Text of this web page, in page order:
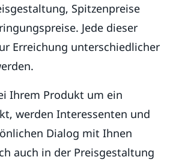
Spitzenpreise
Jede dieser
Erreichung unterschiedlicher
Ihrem Produkt um ein
werden Interessenten und
Dialog mit Ihnen
auch in der Preisgestaltung